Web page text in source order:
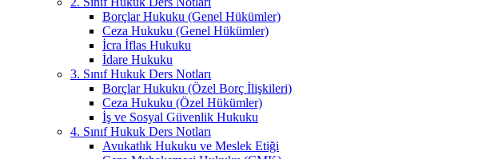
Borçlar Hukuku (Genel Hükümler)
Ceza Hukuku (Genel Hükümler)
İcra İflas Hukuku
İdare Hukuku
3. Sınıf Hukuk Ders Notları
Borçlar Hukuku (Özel Borç İlişkileri)
Ceza Hukuku (Özel Hükümler)
İş ve Sosyal Güvenlik Hukuku
4. Sınıf Hukuk Ders Notları
Avukatlık Hukuku ve Meslek Etiği